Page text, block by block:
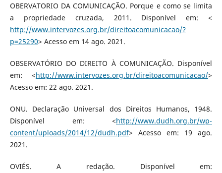
OBERVATORIO DA COMUNICAÇÃO. Porque e como se limita
a propriedade cruzada, 2011. Disponível em: <
http://www.intervozes.org.br/direitoacomunicacao/?
p=25290> Acesso em 14 ago. 2021.
OBSERVATÓRIO DO DIREITO À COMUNICAÇÃO. Disponível
em: <http://www.intervozes.org.br/direitoacomunicacao/>
Acesso em: 22 ago. 2021.
ONU. Declaração Universal dos Direitos Humanos, 1948.
Disponível em: <http://www.dudh.org.br/wp-
content/uploads/2014/12/dudh.pdf> Acesso em: 19 ago.
2021.
OVIÉS. A redação. Disponível em: